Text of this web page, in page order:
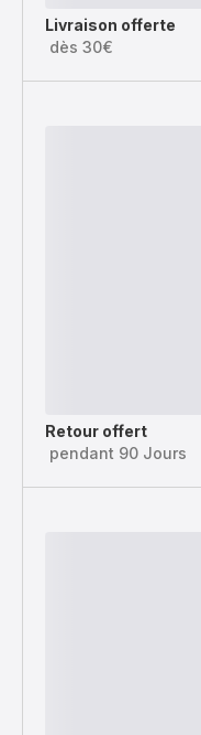
Livraison offerte
dès 30€
Retour offert
pendant 90 Jours